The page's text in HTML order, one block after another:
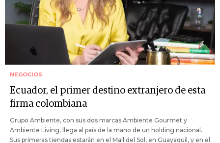
NEGOCIOS
Ecuador, el primer destino extranjero de esta
firma colombiana
Grupo Ambiente, con sus dos marcas Ambiente Gourmet y
Ambiente Living, llega al país de la mano de un holding nacional.
Sus primeras tiendas estarán en el Mall del Sol, en Guayaquil, y en el